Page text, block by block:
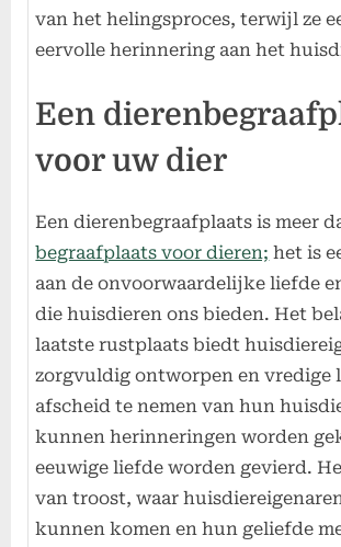
van het helingsproces, terwijl ze
eervolle herinnering aan het
Een
voor uw dier
Een dierenbegraafplaats is meer
begraafplaats voor dieren; het is
aan de onvoorwaardelijke liefde
die huisdieren ons bieden. Het
laatste rustplaats biedt
zorgvuldig ontworpen en vredige
afscheid te nemen van hun
kunnen herinneringen worden
eeuwige liefde worden gevierd.
van troost, waar
kunnen komen en hun geliefde